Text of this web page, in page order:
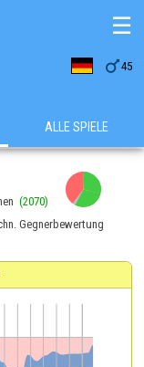
45
☰
ALLE SPIELE
(2070)
Gegnerbewertung